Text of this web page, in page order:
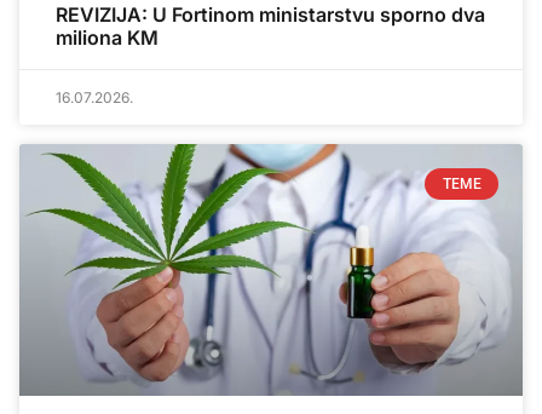
REVIZIJA: U Fortinom ministarstvu sporno dva
miliona KM
16.07.2026.
TEME